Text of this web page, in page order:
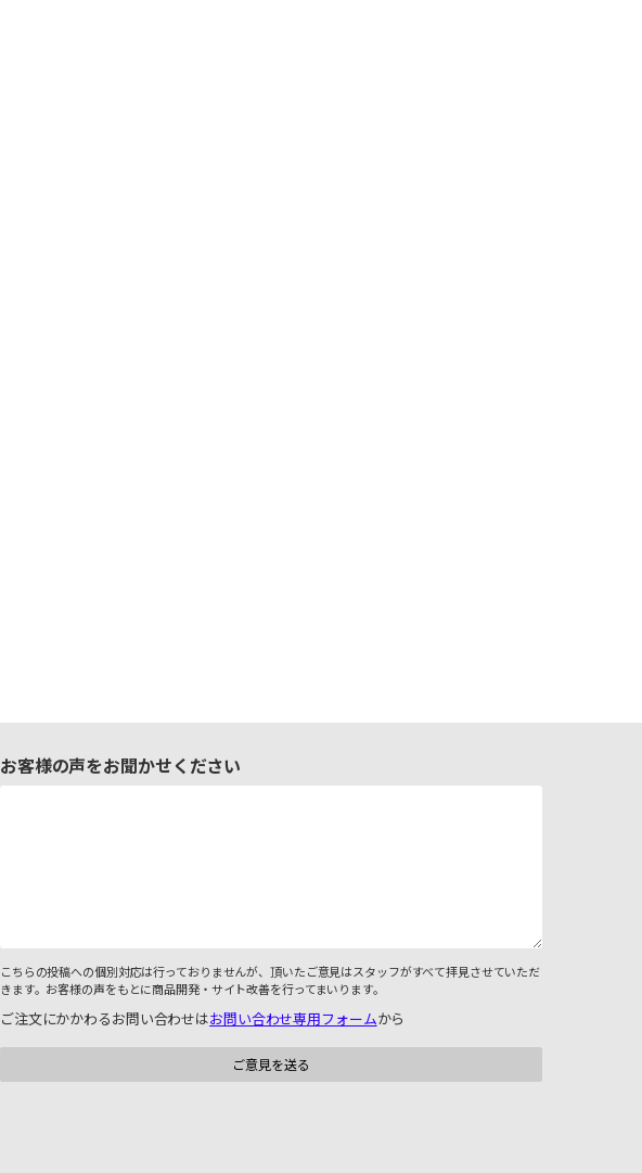
お客様の声をお聞かせください
こちらの投稿への個別対応は行っておりませんが、頂いたご意見はスタッフがすべて拝見させていただ
きます。お客様の声をもとに商品開発・サイト改善を行ってまいります。
ご注文にかかわるお問い合わせはお問い合わせ専用フォームから